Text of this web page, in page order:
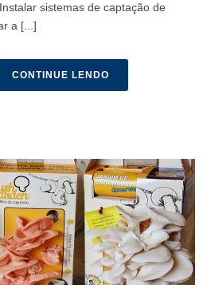
sistemas de captação de
a [...]
CONTINUE LENDO